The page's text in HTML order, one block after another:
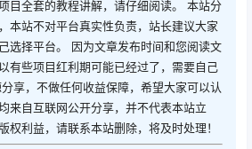
目全套的教程讲解，请仔细阅读。 本站分
本站不对平台真实性负责，站长建议大家
选择平台。 因为文章发布时间和您阅读文
有些项目红利期可能已经过了，需要自己
享，不做任何收益保障，希望大家可以认
来自互联网公开分享，并不代表本站立
权利益，请联系本站删除，将及时处理！